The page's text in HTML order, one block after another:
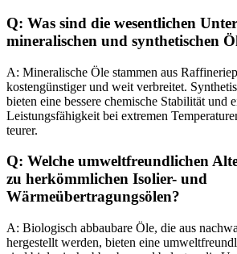
Q: Was sind die wesentlichen
mineralischen und synthetischen
A: Mineralische Öle stammen aus
kostengünstiger und weit verbreitet.
bieten eine bessere chemische Stabilität und
Leistungsfähigkeit bei extremen
teurer.
Q: Welche umweltfreundlichen
zu herkömmlichen Isolier- und
Wärmeübertragungsölen?
A: Biologisch abbaubare Öle, die aus
hergestellt werden, bieten eine